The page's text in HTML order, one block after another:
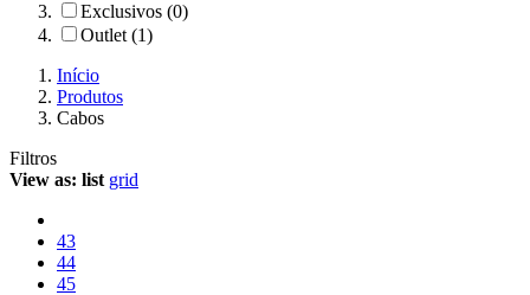
Exclusivos (0)
Outlet (1)
Início
Produtos
Cabos
Filtros
View as: list grid
43
44
45